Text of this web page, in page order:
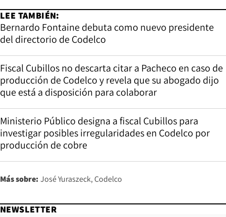
LEE TAMBIÉN:
Bernardo Fontaine debuta como nuevo presidente
del directorio de Codelco
Fiscal Cubillos no descarta citar a Pacheco en caso de
producción de Codelco y revela que su abogado dijo
que está a disposición para colaborar
Ministerio Público designa a fiscal Cubillos para
investigar posibles irregularidades en Codelco por
producción de cobre
Más sobre: José Yuraszeck Codelco
NEWSLETTER